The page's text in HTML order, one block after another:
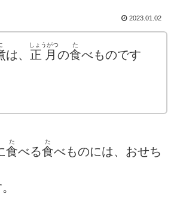
2023.01.02
は、 正月
しょうがつ
の食
た
べものです
食
た
べる食
た
べものには、おせち